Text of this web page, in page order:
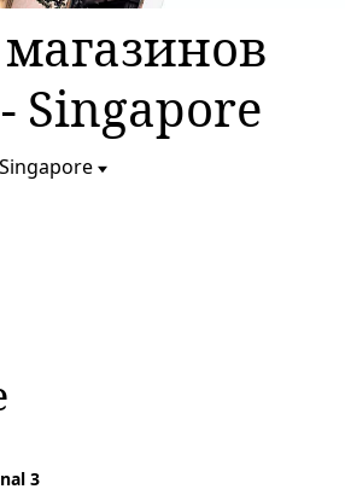
Singapore
3